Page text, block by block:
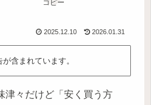
コピー
2025.12.10 2026.01.31
含まれています。
津々だけど「安く買う方